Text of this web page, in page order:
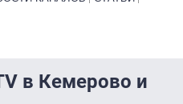
в Кемерово и